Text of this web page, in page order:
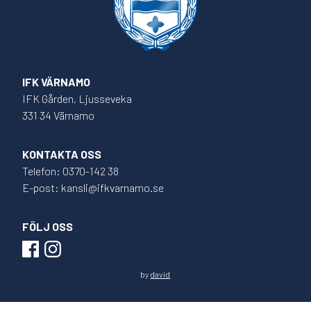
IFK VÄRNAMO
IFK Gården, Ljusseveka
331 34 Värnamo
KONTAKTA OSS
Telefon: 0370-142 38
E-post: kansli@ifkvarnamo.se
FÖLJ OSS
by david